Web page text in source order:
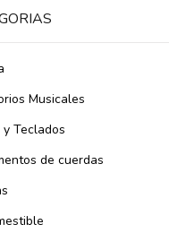
Musicales
y Teclados
de cuerdas
$128.224